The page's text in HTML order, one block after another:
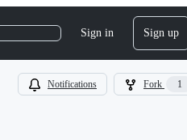
Sign in Sign up
Notifications Fork 1